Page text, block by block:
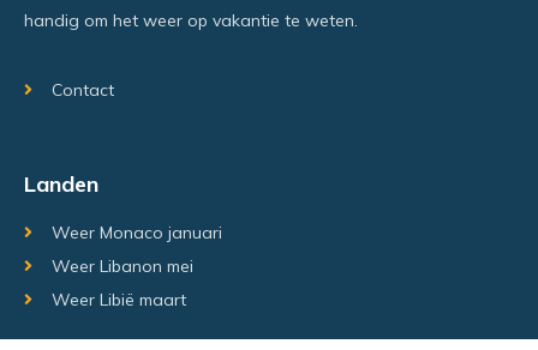
handig om het weer op vakantie te weten.
Contact
Landen
Weer Monaco januari
Weer Libanon mei
Weer Libië maart